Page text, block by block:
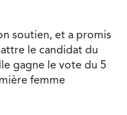
soutien, et a promis
le candidat du
gagne le vote du 5
femme